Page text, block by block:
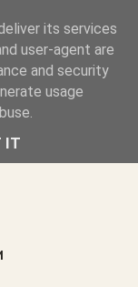
нови книги
·
its services
user-agent are
and security
usage
IT